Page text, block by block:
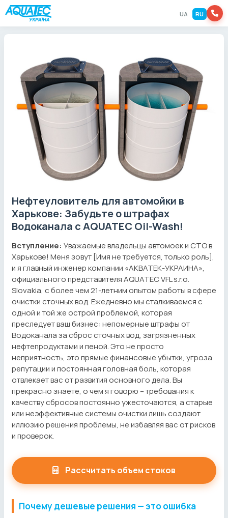
UA RU
Нефтеуловитель для автомойки в
Харькове: Забудьте о штрафах
Водоканала с AQUATEC Oil-Wash!
Вступление: Уважаемые владельцы автомоек и СТО в
Харькове! Меня зовут [Имя не требуется, только роль],
и я главный инженер компании «АКВАТЕК-УКРАИНА»,
официального представителя AQUATEC VFL s.r.o.
Slovakia, с более чем 21-летним опытом работы в сфере
очистки сточных вод. Ежедневно мы сталкиваемся с
одной и той же острой проблемой, которая
преследует ваш бизнес: непомерные штрафы от
Водоканала за сброс сточных вод, загрязненных
нефтепродуктами и пеной. Это не просто
неприятность, это прямые финансовые убытки, угроза
репутации и постоянная головная боль, которая
отвлекает вас от развития основного дела. Вы
прекрасно знаете, о чем я говорю – требования к
качеству сбросов постоянно ужесточаются, а старые
или неэффективные системы очистки лишь создают
иллюзию решения проблемы, не избавляя вас от рисков
и проверок.
Рассчитать объем стоков
Почему дешевые решения — это ошибка